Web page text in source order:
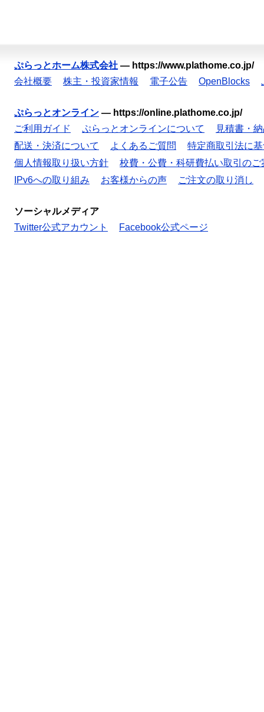
ぷらっとホーム株式会社 — https://www.plathome.co.jp/
会社概要
株主・投資家情報 電子公告 OpenBlocks
ぷらっとオンライン — https://online.plathome.co.jp/
ご利用ガイド
ぷらっとオンラインについて
見積書・
配送・決済について
よくあるご質問
特定商取引法に
個人情報取り扱い方針
校費・公費・科研費払い取引のご
IPv6への取り組み
お客様からの声 ご注文の取り消し
ソーシャルメディア
Twitter公式アカウント
Facebook公式ページ